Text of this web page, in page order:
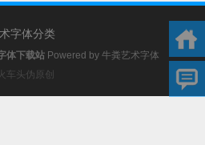
字体分类
体下载站 Powered by 牛粪艺术字体
车头伪原创